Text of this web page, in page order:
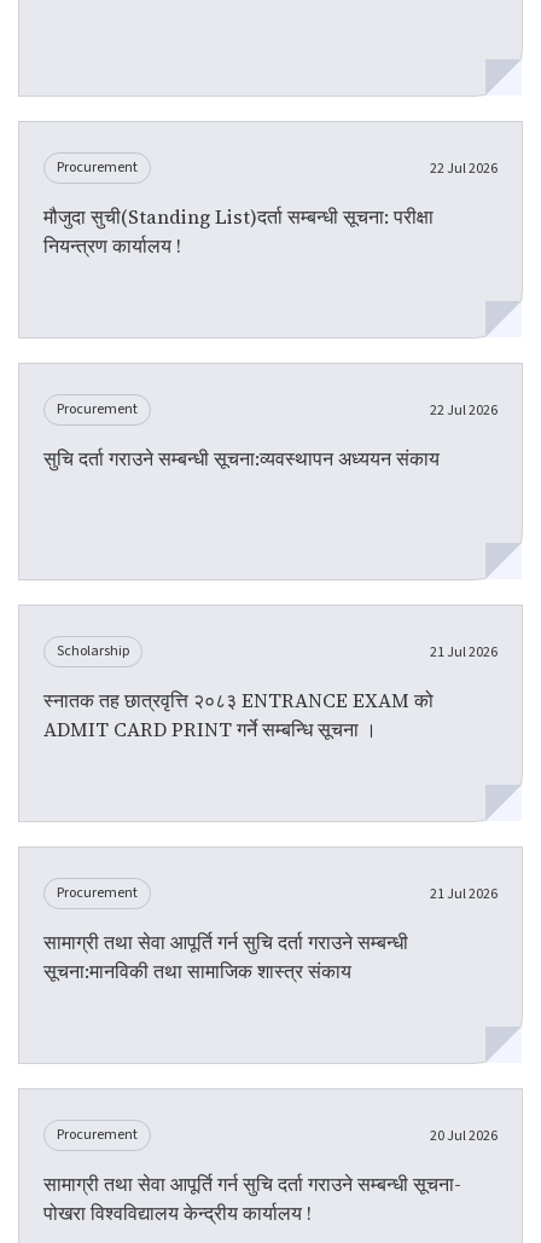
Procurement 22 Jul 2026
मौजुदा सुची(Standing List)दर्ता सम्बन्धी सूचना: परीक्षा
नियन्त्रण कार्यालय !
Procurement 22 Jul 2026
सुचि दर्ता गराउने सम्बन्धी सूचना:व्यवस्थापन अध्ययन संकाय
Scholarship 21 Jul 2026
स्नातक तह छात्रवृत्ति २०८३ ENTRANCE EXAM को
ADMIT CARD PRINT गर्ने सम्बन्धि सूचना ।
Procurement 21 Jul 2026
सामाग्री तथा सेवा आपूर्ति गर्न सुचि दर्ता गराउने सम्बन्धी
सूचना:मानविकी तथा सामाजिक शास्त्र संकाय
Procurement 20 Jul 2026
सामाग्री तथा सेवा आपूर्ति गर्न सुचि दर्ता गराउने सम्बन्धी सूचना-
पोखरा विश्वविद्यालय केन्द्रीय कार्यालय !